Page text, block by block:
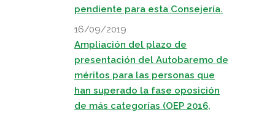
pendiente para esta Consejería.
16/09/2019
Ampliación del plazo de
presentación del Autobaremo de
méritos para las personas que
han superado la fase oposición
de más categorías (OEP 2016,